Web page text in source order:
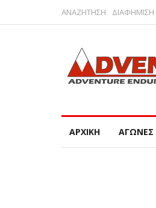
ΑΝΑΖΗΤΗΣΗ ΔΙΑΦΗΜΙΣΗ
ΑΡΧΙΚΗ ΑΓΩΝΕΣ